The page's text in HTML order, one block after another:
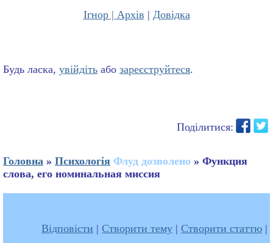
Ігнор | Архів | Довідка
Будь ласка, увійдіть або зареєструйтеся.
Поділитися:
Головна » Психологія Флуд дозволено » Функция
слова, его номинальная миссия
Відповісти | Створити тему | Створити статтю |